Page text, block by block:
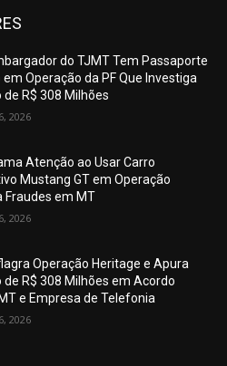
do TJMT Tem Passaporte
em Operação da PF Que Investiga
de R$ 308 Milhões
2026
Atenção ao Usar Carro
Mustang GT em Operação
Fraudes em MT
2026
Operação Heritage e Apura
de R$ 308 Milhões em Acordo
e Empresa de Telefonia
2026